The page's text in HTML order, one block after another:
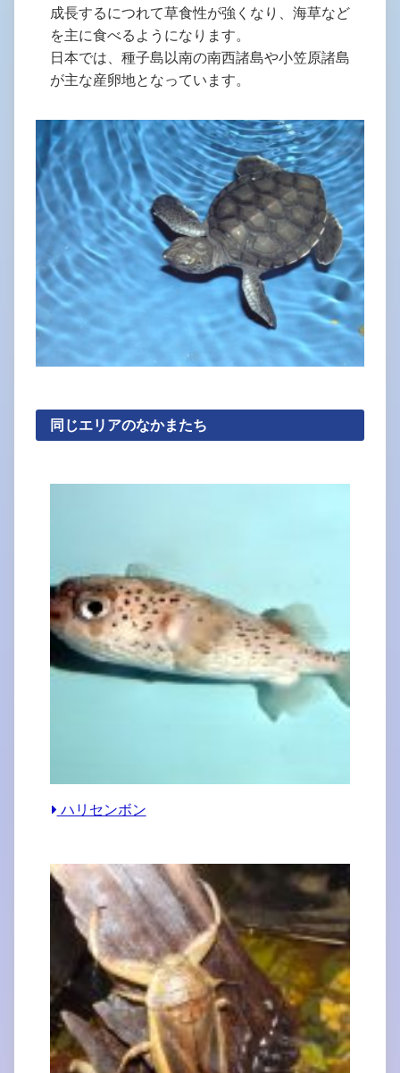
成長するにつれて草食性が強くなり、海草など
を主に食べるようになります。
日本では、種子島以南の南西諸島や小笠原諸島
が主な産卵地となっています。
同じエリアのなかまたち
ハリセンボン